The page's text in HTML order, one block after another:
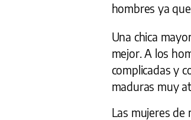
hombres ya
Una chica
mejor. A los
complicadas y
maduras muy
Las mujeres de